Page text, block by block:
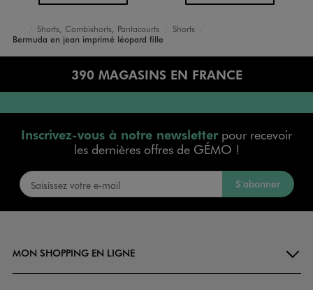
Accueil
Fille
Vêtements
Shorts, Combishorts, Pantacourts
Shorts
Bermuda en jean imprimé léopard fille
390 MAGASINS EN FRANCE
Inscrivez-vous à notre newsletterpour recevoir
les dernières offres de GÉMO !
S’abonner
MON SHOPPING EN LIGNE